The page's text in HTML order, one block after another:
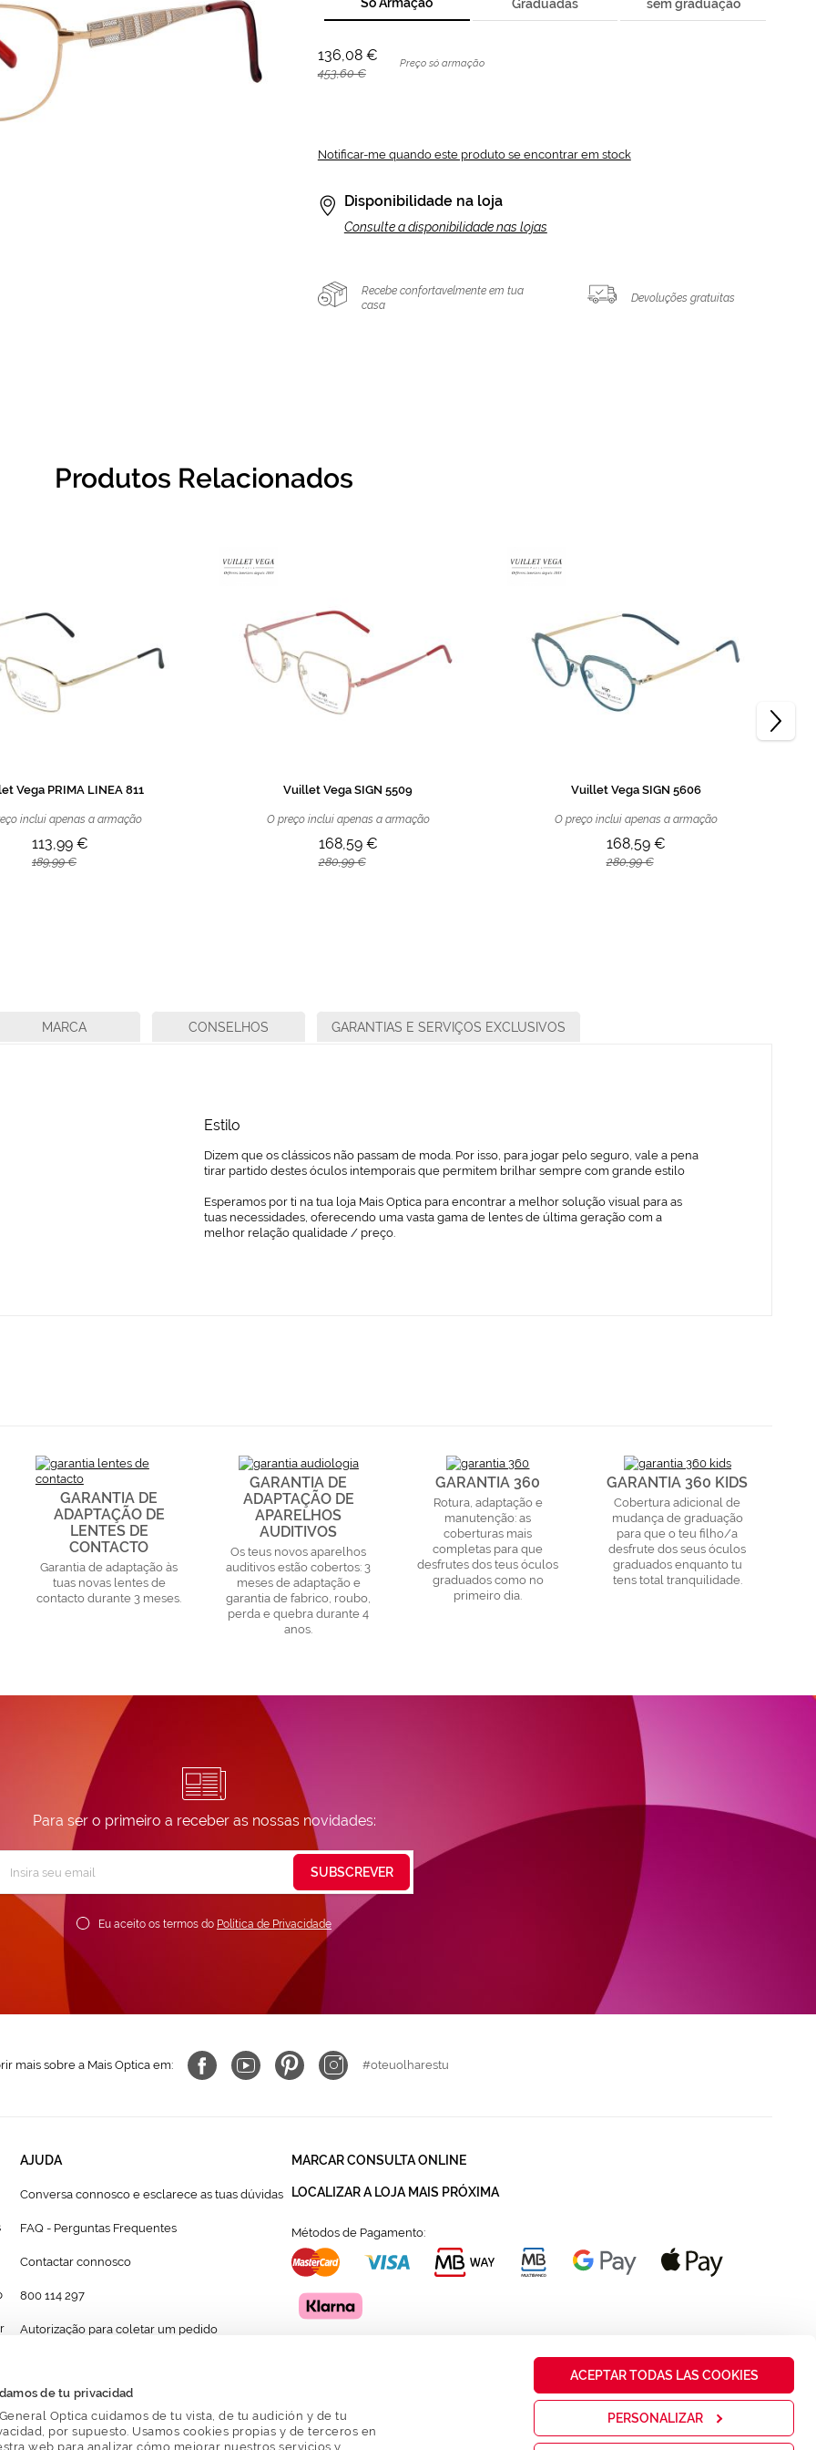
de tu privacidad
Optica cuidamos de tu vista, de tu audición y de tu
por supuesto. Usamos cookies propias y de terceros en
web para analizar cómo mejorar nuestros servicios y
ACEPTAR TODAS LAS COOKIES
PERSONALIZAR
136,08 €
453,60 €
Preço só armação
Graduadas
sem graduação
Notificar-me quando este produto se encontrar em stock
Disponibilidade na loja
Consulte a disponibilidade nas lojas
Recebe confortavelmente em tua
casa
Devoluções gratuitas
Produtos Relacionados
Vega PRIMA LINEA 811
inclui apenas a armação
113,99 €
189,99 €
Vuillet Vega SIGN 5509
O preço inclui apenas a armação
168,59 €
280,99 €
Vuillet Vega SIGN 5606
O preço inclui apenas a armação
168,59 €
280,99 €
Estilo
Dizem que os clássicos não passam de moda. Por isso, para jogar pelo seguro, vale a pena
tirar partido destes óculos intemporais que permitem brilhar sempre com grande estilo
Esperamos por ti na tua loja Mais Optica para encontrar a melhor solução visual para as
tuas necessidades, oferecendo uma vasta gama de lentes de última geração com a
melhor relação qualidade / preço.
MARCA CONSELHOS GARANTIAS E SERVIÇOS EXCLUSIVOS
GARANTIA DE
ADAPTAÇÃO DE
LENTES DE
CONTACTO
Garantia de adaptação às
tuas novas lentes de
contacto durante 3 meses.
GARANTIA DE
ADAPTAÇÃO DE
APARELHOS
AUDITIVOS
Os teus novos aparelhos
auditivos estão cobertos: 3
meses de adaptação e
garantia de fabrico, roubo,
perda e quebra durante 4
anos.
GARANTIA 360
Rotura, adaptação e
manutenção: as
coberturas mais
completas para que
desfrutes dos teus óculos
graduados como no
primeiro dia.
GARANTIA 360 KIDS
Cobertura adicional de
mudança de graduação
para que o teu filho/a
desfrute dos seus óculos
graduados enquanto tu
tens total tranquilidade.
Para ser o primeiro a receber as nossas novidades:
Newsletter:
Eu aceito os termos do Política de Privacidade
SUBSCREVER
mais sobre a Mais Optica em: #oteuolharestu
AJUDA
Conversa connosco e esclarece as tuas dúvidas
FAQ - Perguntas Frequentes
Contactar connosco
800 114 297
Autorização para coletar um pedido
MARCAR CONSULTA ONLINE
LOCALIZAR A LOJA MAIS PRÓXIMA
Métodos de Pagamento: